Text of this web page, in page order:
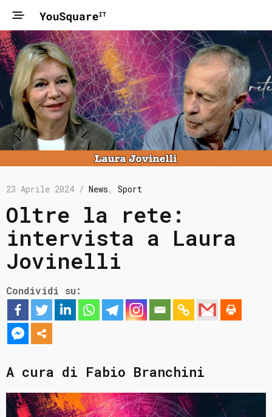
23 Aprile 2024 / News, Sport
Oltre la rete:
intervista a Laura
Jovinelli
Condividi su:
A cura di Fabio Branchini